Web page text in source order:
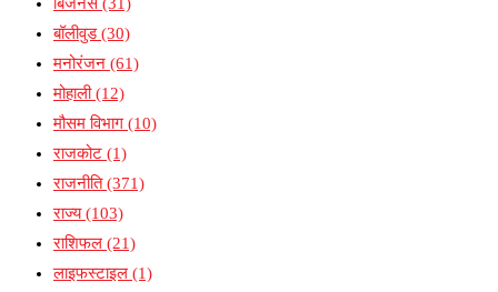
बॉलीवुड(30)
मनोरंजन (61)
मोहाली(12)
मौसम विभाग (10)
राजकोट (1)
राजनीति(371)
राज्य(103)
राशिफल (21)
लाइफस्टाइल (1)